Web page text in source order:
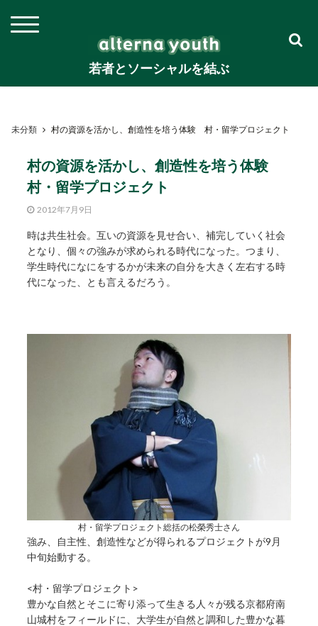
若者とソーシャルを結ぶ
未分類 村の資源を活かし、創造性を培う体験 村・留学プロジェクト
村の資源を活かし、創造性を培う体験
村・留学プロジェクト
2012年7月9日
時は共生社会。互いの資源を見せ合い、補完していく社会
となり、個々の強みが求められる時代になった。つまり、
学生時代になにをするかが未来の自分を大きく左右する時
代になった、とも言えるだろう。
村・留学プロジェクト総括の松榮秀士さん
強み、自主性、創造性などが得られるプロジェクトが9月
中旬始動する。
<村・留学プロジェクト>
豊かな自然とそこに寄り添って生きる人々が残る京都府南
山城村をフィールドに、大学生が自然と調和した豊かな暮